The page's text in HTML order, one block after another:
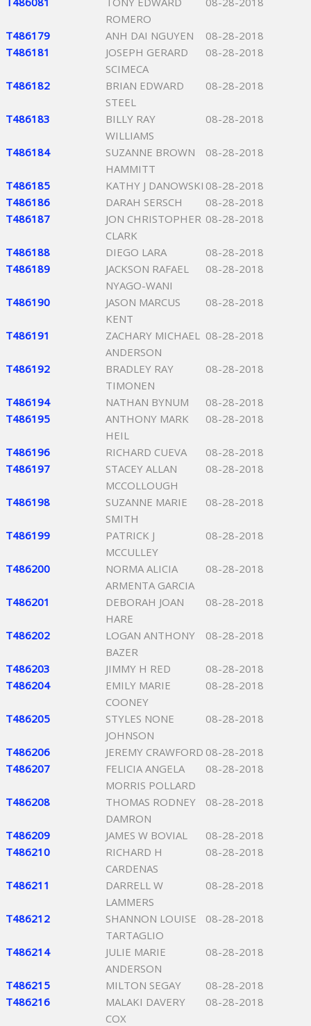
ROMERO
T486179 ANH DAI NGUYEN
08-28-2018
T486181
JOSEPH GERARD
SCIMECA
08-28-2018
T486182
BRIAN EDWARD
STEEL
08-28-2018
T486183
BILLY RAY
WILLIAMS
08-28-2018
T486184
SUZANNE BROWN
HAMMITT
08-28-2018
T486185 KATHY J DANOWSKI 08-28-2018
T486186
DARAH SERSCH
08-28-2018
T486187
JON CHRISTOPHER
CLARK
08-28-2018
T486188 DIEGO LARA
08-28-2018
T486189
JACKSON RAFAEL
NYAGO-WANI
08-28-2018
T486190
JASON MARCUS
KENT
08-28-2018
T486191
ZACHARY MICHAEL
ANDERSON
08-28-2018
T486192
BRADLEY RAY
TIMONEN
08-28-2018
T486194 NATHAN BYNUM
08-28-2018
T486195
ANTHONY MARK
HEIL
08-28-2018
T486196 RICHARD CUEVA
08-28-2018
T486197
STACEY ALLAN
MCCOLLOUGH
08-28-2018
T486198
SUZANNE MARIE
SMITH
08-28-2018
T486199
PATRICK J
MCCULLEY
08-28-2018
T486200
NORMA ALICIA
ARMENTA GARCIA
08-28-2018
T486201
DEBORAH JOAN
HARE
08-28-2018
T486202
LOGAN ANTHONY
BAZER
08-28-2018
T486203 JIMMY H RED
08-28-2018
T486204
EMILY MARIE
COONEY
08-28-2018
T486205
STYLES NONE
JOHNSON
08-28-2018
T486206 JEREMY CRAWFORD 08-28-2018
T486207
FELICIA ANGELA
MORRIS POLLARD
08-28-2018
T486208
THOMAS RODNEY
DAMRON
08-28-2018
T486209 JAMES W BOVIAL
08-28-2018
T486210
RICHARD H
CARDENAS
08-28-2018
T486211
DARRELL W
LAMMERS
08-28-2018
T486212
SHANNON LOUISE
TARTAGLIO
08-28-2018
T486214
JULIE MARIE
ANDERSON
08-28-2018
T486215 MILTON SEGAY
08-28-2018
T486216
MALAKI DAVERY
COX
08-28-2018